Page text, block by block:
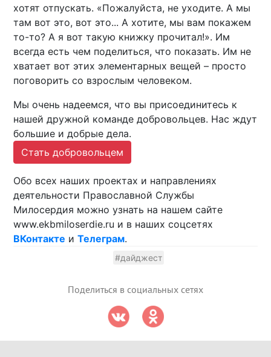
хотят отпускать. «Пожалуйста, не уходите. А мы
там вот это, вот это... А хотите, мы вам покажем
то-то? А я вот такую книжку прочитал!». Им
всегда есть чем поделиться, что показать. Им не
хватает вот этих элементарных вещей – просто
поговорить со взрослым человеком.
Мы очень надеемся, что вы присоединитесь к
нашей дружной команде добровольцев. Нас ждут
большие и добрые дела.
Стать добровольцем
Обо всех наших проектах и направлениях
деятельности Православной Службы
Милосердия можно узнать на нашем сайте
www.ekbmiloserdie.ru и в наших соцсетях
ВКонтакте иТелеграм.
#дайджест
Поделиться в социальных сетях